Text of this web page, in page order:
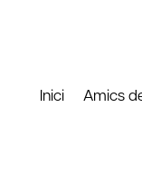
Inici
Amics